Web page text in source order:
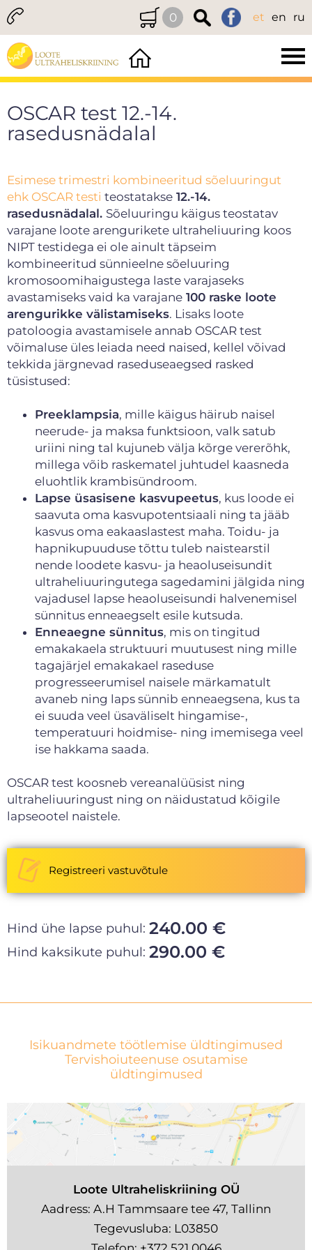
0 et en ru
OSCAR test 12.-14.
rasedusnädalal
Esimese trimestri kombineeritud sõeluuringut
ehk OSCAR testi teostatakse 12.-14.
rasedusnädalal. Sõeluuringu käigus teostatav
varajane loote arengurikete ultraheliuuring koos
NIPT testidega ei ole ainult täpseim
kombineeritud sünnieelne sõeluuring
kromosoomihaigustega laste varajaseks
avastamiseks vaid ka varajane 100 raske loote
arengurikke välistamiseks. Lisaks loote
patoloogia avastamisele annab OSCAR test
võimaluse üles leiada need naised, kellel võivad
tekkida järgnevad raseduseaegsed rasked
tüsistused:
Preeklampsia, mille käigus häirub naisel
neerude- ja maksa funktsioon, valk satub
uriini ning tal kujuneb välja kõrge vererõhk,
millega võib raskematel juhtudel kaasneda
eluohtlik krambisündroom.
Lapse üsasisene kasvupeetus, kus loode ei
saavuta oma kasvupotentsiaali ning ta jääb
kasvus oma eakaaslastest maha. Toidu- ja
hapnikupuuduse tõttu tuleb naistearstil
nende loodete kasvu- ja heaoluseisundit
ultraheliuuringutega sagedamini jälgida ning
vajadusel lapse heaoluseisundi halvenemisel
sünnitus enneaegselt esile kutsuda.
Enneaegne sünnitus, mis on tingitud
emakakaela struktuuri muutusest ning mille
tagajärjel emakakael raseduse
progresseerumisel naisele märkamatult
avaneb ning laps sünnib enneaegsena, kus ta
ei suuda veel üsaväliselt hingamise-,
temperatuuri hoidmise- ning imemisega veel
ise hakkama saada.
OSCAR test koosneb vereanalüüsist ning
ultraheliuuringust ning on näidustatud kõigile
lapseootel naistele.
Registreeri vastuvõtule
Hind ühe lapse puhul: 240.00 €
Hind kaksikute puhul: 290.00 €
Isikuandmete töötlemise üldtingimused
Tervishoiuteenuse osutamise
üldtingimused
Loote Ultraheliskriining OÜ
Aadress: A.H Tammsaare tee 47, Tallinn
Tegevusluba: L03850